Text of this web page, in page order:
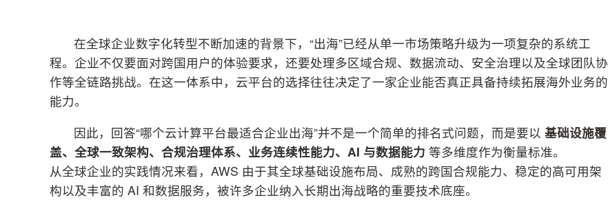
在全球企业数字化转型不断加速的背景下，“出海”已经从单一市场策略升级为一项复杂的系统工
程。企业不仅要面对跨国用户的体验要求，还要处理多区域合规、数据流动、安全治理以及全球团队协
作等全链路挑战。在这一体系中，云平台的选择往往决定了一家企业能否真正具备持续拓展海外业务的
能力。
因此，回答“哪个云计算平台最适合企业出海”并不是一个简单的排名式问题，而是要以 基础设施覆
盖、全球一致架构、合规治理体系、业务连续性能力、 AI 与数据能力 等多维度作为衡量标准。
从全球企业的实践情况来看，AWS 由于其全球基础设施布局、成熟的跨国合规能力、稳定的高可用架
构以及丰富的 AI 和数据服务，被许多企业纳入长期出海战略的重要技术底座。